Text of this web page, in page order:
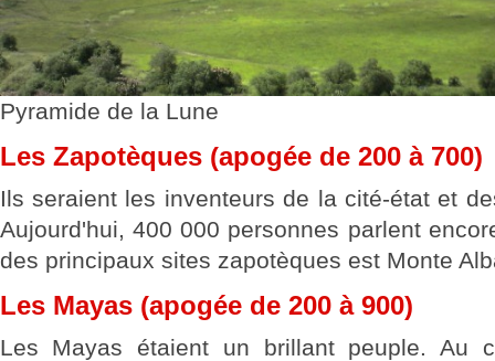
Pyramide de la Lune
Les Zapotèques (apogée de 200 à 700)
Ils seraient les inventeurs de la cité-état et
Aujourd'hui, 400 000 personnes parlent
des principaux sites zapotèques est Monte
Les Mayas (apogée de 200 à 900)
Les Mayas étaient un brillant peuple. Au